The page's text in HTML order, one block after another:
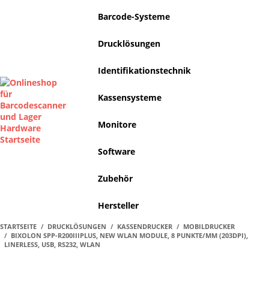
Barcode-Systeme
Drucklösungen
Identifikationstechnik
Kassensysteme
Monitore
Software
Zubehör
Hersteller
STARTSEITE DRUCKLÖSUNGEN KASSENDRUCKER
MOBILDRUCKER
BIXOLON SPP-R200IIIPLUS, NEW WLAN MODULE, 8 PUNKTE/MM (203DPI),
LINERLESS, USB, RS232, WLAN